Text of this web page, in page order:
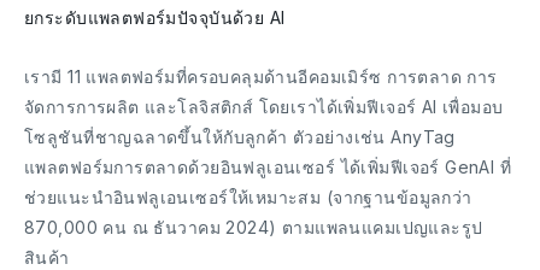
ยกระดับแพลตฟอร์มปัจจุบันด้วย AI
เรามี 11 แพลตฟอร์มที่ครอบคลุมด้านอีคอมเมิร์ซ การตลาด การ
จัดการการผลิต และโลจิสติกส์ โดยเราได้เพิ่มฟีเจอร์ AI เพื่อมอบ
โซลูชันที่ชาญฉลาดขึ้นให้กับลูกค้า ตัวอย่างเช่น AnyTag
แพลตฟอร์มการตลาดด้วยอินฟลูเอนเซอร์ ได้เพิ่มฟีเจอร์ GenAI ที่
ช่วยแนะนำอินฟลูเอนเซอร์ให้เหมาะสม (จากฐานข้อมูลกว่า
870,000 คน ณ ธันวาคม 2024) ตามแพลนแคมเปญและรูป
สินค้า